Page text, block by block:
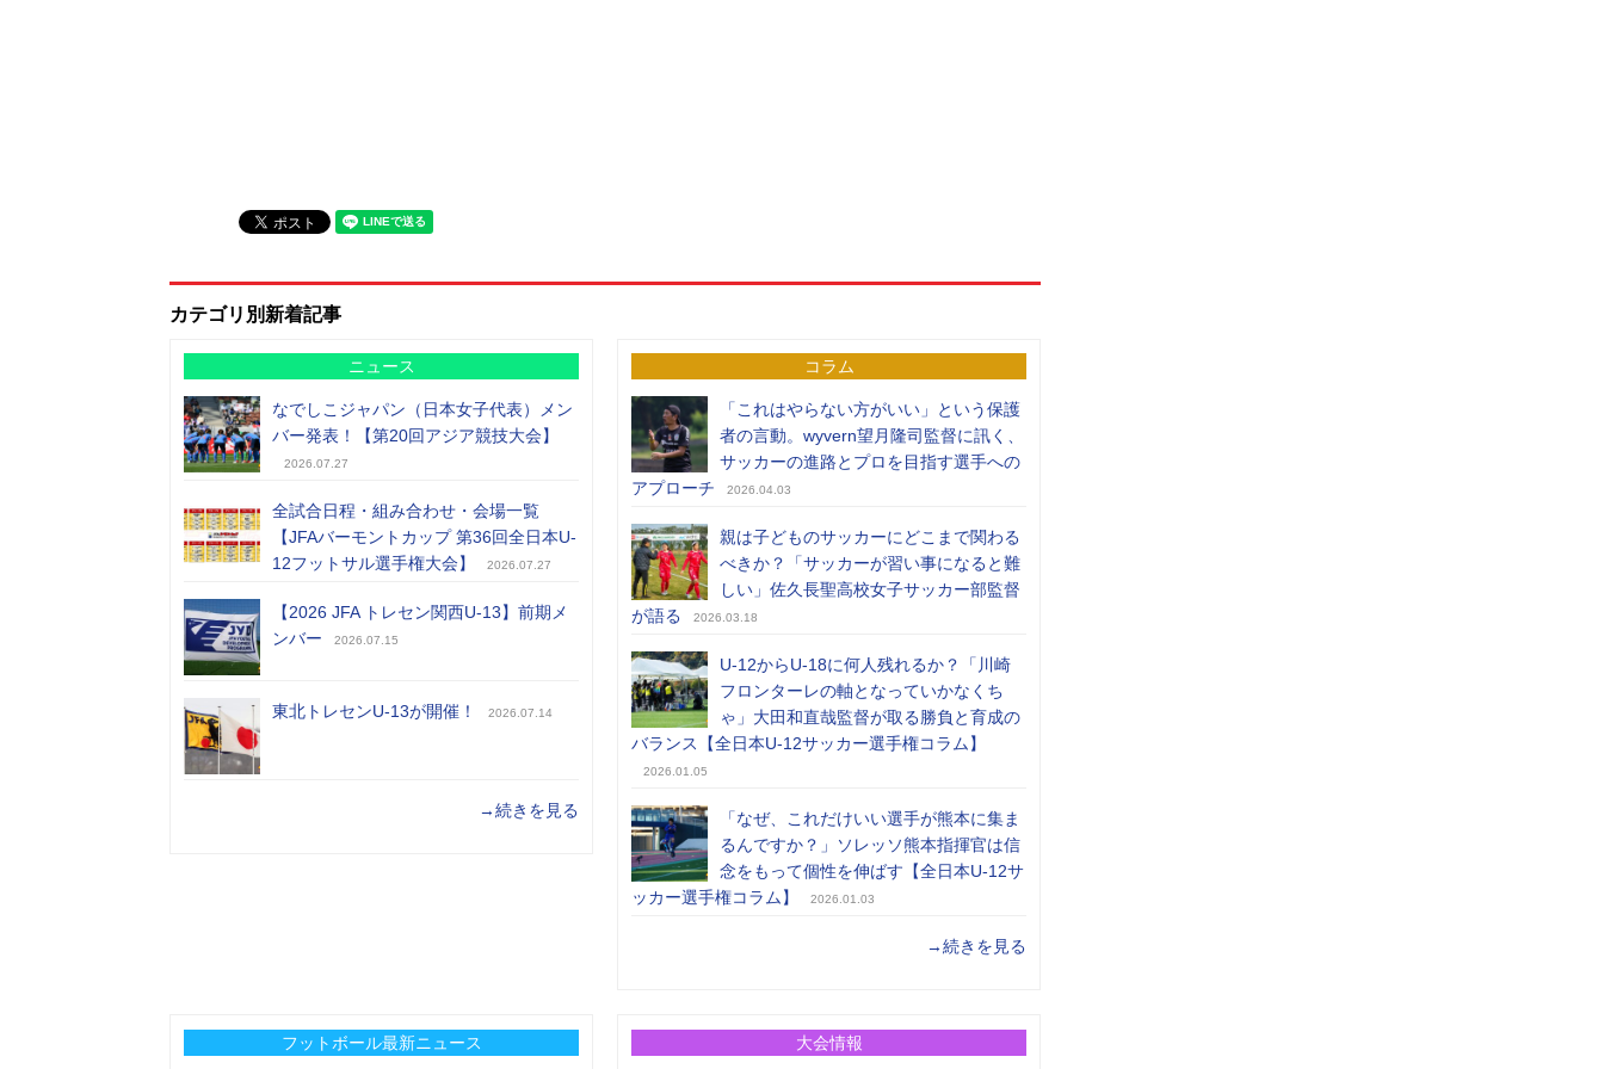
カテゴリ別新着記事
ニュース
なでしこジャパン（日本女子代表）メン
バー発表！【第20回アジア競技大会】
2026.07.27
全試合日程・組み合わせ・会場一覧
【JFAバーモントカップ 第36回全日本U-
12フットサル選手権大会】
2026.07.27
【2026 JFA トレセン関西U-13】前期メ
ンバー
2026.07.15
東北トレセンU-13が開催！ 2026.07.14
→続きを見る
コラム
「これはやらない方がいい」という保護
者の言動。wyvern望月隆司監督に訊く、
サッカーの進路とプロを目指す選手への
アプローチ
2026.04.03
親は子どものサッカーにどこまで関わる
べきか？「サッカーが習い事になると難
しい」佐久長聖高校女子サッカー部監督
が語る
2026.03.18
U-12からU-18に何人残れるか？「川崎
フロンターレの軸となっていかなくち
ゃ」大田和直哉監督が取る勝負と育成の
バランス【全日本U-12サッカー選手権コラム】
2026.01.05
「なぜ、これだけいい選手が熊本に集ま
るんですか？」ソレッソ熊本指揮官は信
念をもって個性を伸ばす【全日本U-12サ
ッカー選手権コラム】
2026.01.03
→続きを見る
フットボール最新ニュース 大会情報